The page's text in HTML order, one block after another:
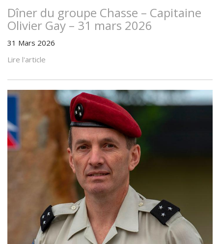
Dîner du groupe Chasse – Capitaine
Olivier Gay – 31 mars 2026
31 Mars 2026
Lire l'article